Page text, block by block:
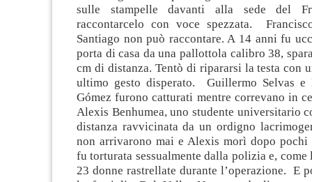
sulle stampelle davanti alla sede del
raccontarcelo con voce spezzata.
Santiago non può raccontare. A 14 anni fu
porta di casa da una pallottola calibro 38,
cm di distanza. Tentò di ripararsi la testa con
ultimo gesto disperato. Guillermo Selvas e
Gómez furono catturati mentre correvano in
Alexis Benhumea, uno studente universitario
distanza ravvicinata da un ordigno
non arrivarono mai e Alexis morì dopo
fu torturata sessualmente dalla polizia e, come
23 donne rastrellate durante l’operazione. E